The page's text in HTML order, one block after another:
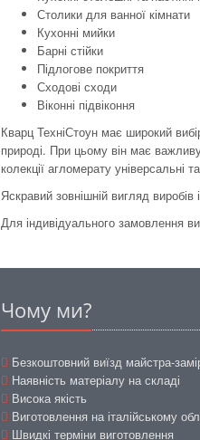
Столики для ванної кімнати
Кухонні мийки
Барні стійки
Підлогове покриття
Сходові сходи
Віконні підвіконня
Кварц ТехніСтоун має широкий
природі. При цьому він має
колекції агломерату універсальні
Яскравий зовнішній вигляд
Для індивідуального замовлення
Чому ми?
Безкоштовний виїзд майстра-
Наявність матеріалу на складі
Висока якість
Виготовлення на італійському
Швидкі терміни виготовлення